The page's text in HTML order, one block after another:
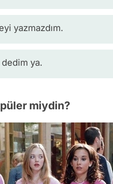
yazmazdım.
dedim ya.
miydin?